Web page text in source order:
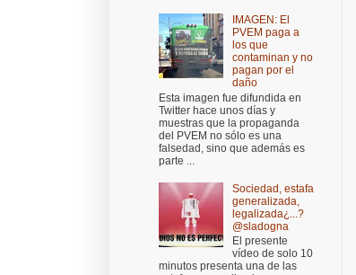
IMAGEN: El
PVEM paga a
los que
contaminan y no
pagan por el
daño
Esta imagen fue difundida en
Twitter hace unos días y
muestras que la propaganda
del PVEM no sólo es una
falsedad, sino que además es
parte ...
Sociedad, estafa
generalizada,
legalizada¿...?
@sladogna
El presente
vídeo de solo 10
minutos presenta una de las